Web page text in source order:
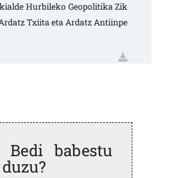
Hurbileko Geopolitika Zik
Txiita eta Ardatz Antiinpe
Bedi babestu